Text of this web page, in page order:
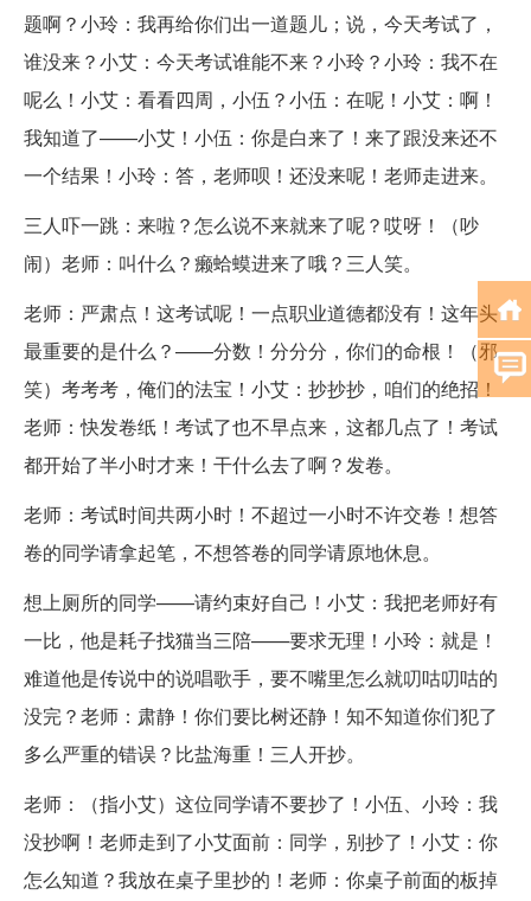
题啊？小玲：我再给你们出一道题儿；说，今天考试了，
谁没来？小艾：今天考试谁能不来？小玲？小玲：我不在
呢么！小艾：看看四周，小伍？小伍：在呢！小艾：啊！
我知道了——小艾！小伍：你是白来了！来了跟没来还不
一个结果！小玲：答，老师呗！还没来呢！老师走进来。
三人吓一跳：来啦？怎么说不来就来了呢？哎呀！（吵
闹）老师：叫什么？癞蛤蟆进来了哦？三人笑。
老师：严肃点！这考试呢！一点职业道德都没有！这年头
最重要的是什么？——分数！分分分，你们的命根！（邪
笑）考考考，俺们的法宝！小艾：抄抄抄，咱们的绝招！
老师：快发卷纸！考试了也不早点来，这都几点了！考试
都开始了半小时才来！干什么去了啊？发卷。
老师：考试时间共两小时！不超过一小时不许交卷！想答
卷的同学请拿起笔，不想答卷的同学请原地休息。
想上厕所的同学——请约束好自己！小艾：我把老师好有
一比，他是耗子找猫当三陪——要求无理！小玲：就是！
难道他是传说中的说唱歌手，要不嘴里怎么就叨咕叨咕的
没完？老师：肃静！你们要比树还静！知不知道你们犯了
多么严重的错误？比盐海重！三人开抄。
老师：（指小艾）这位同学请不要抄了！小伍、小玲：我
没抄啊！老师走到了小艾面前：同学，别抄了！小艾：你
怎么知道？我放在桌子里抄的！老师：你桌子前面的板掉